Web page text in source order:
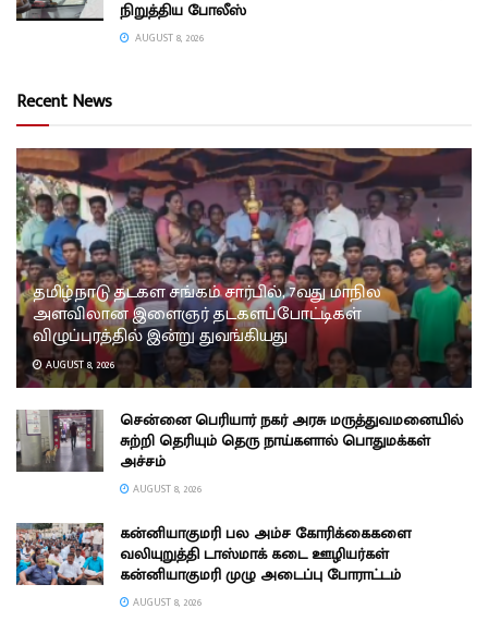
நிறுத்திய போலீஸ்
AUGUST 8, 2026
Recent News
தமிழ்நாடு தடகள சங்கம் சார்பில், 7வது மாநில
அளவிலான இளைஞர் தடகளப்போட்டிகள்
விழுப்புரத்தில் இன்று துவங்கியது
AUGUST 8, 2026
சென்னை பெரியார் நகர் அரசு மருத்துவமனையில்
சுற்றி தெரியும் தெரு நாய்களால் பொதுமக்கள்
அச்சம்
AUGUST 8, 2026
கன்னியாகுமரி பல அம்ச கோரிக்கைகளை
வலியுறுத்தி டாஸ்மாக் கடை ஊழியர்கள்
கன்னியாகுமரி முழு அடைப்பு போராட்டம்
AUGUST 8, 2026